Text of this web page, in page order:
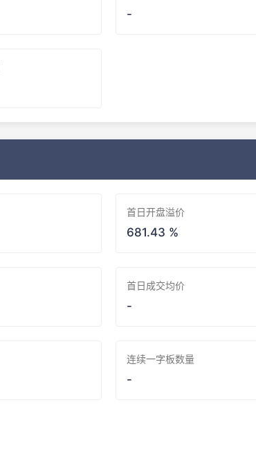
-
首日开盘溢价
681.43 %
首日成交均价
-
连续一字板数量
-